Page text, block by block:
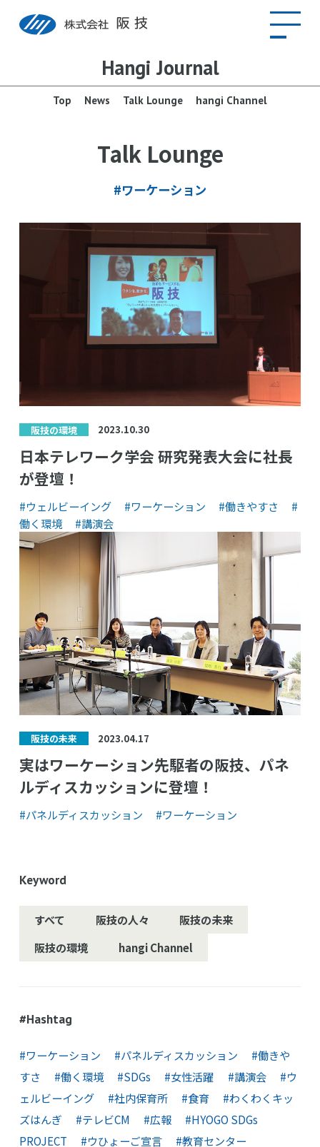
Hangi Journal
Top News Talk Lounge hangi Channel
Talk Lounge
#ワーケーション
阪技の環境 2023.10.30
日本テレワーク学会 研究発表大会に社長
が登壇！
#ウェルビーイング #ワーケーション #働きやすさ
#
働く環境
#講演会
阪技の未来 2023.04.17
実はワーケーション先駆者の阪技、パネ
ルディスカッションに登壇！
#パネルディスカッション #ワーケーション
Keyword
すべて 阪技の人々
阪技の未来
阪技の環境
hangi Channel
#Hashtag
#ワーケーション #パネルディスカッション
#働きや
すさ
#働く環境 #SDGs #女性活躍 #講演会
#ウ
ェルビーイング
#社内保育所 #食育
#わくわくキッ
ズはんぎ
#テレビCM #広報
#HYOGO SDGs
PROJECT
#ウひょーご宣言 #教育センター